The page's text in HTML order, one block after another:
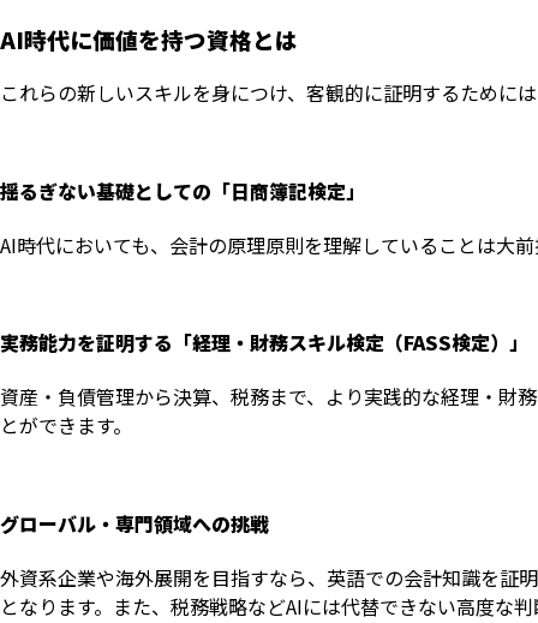
AI時代に価値を持つ資格とは
これらの新しいスキルを身につけ、客観的に証明するために
揺るぎない基礎としての「日商簿記検定」
AI時代においても、会計の原理原則を理解していることは大
実務能力を証明する「経理・財務スキル検定（FASS検定）」
資産・負債管理から決算、税務まで、より実践的な経理・財
とができます。
グローバル・専門領域への挑戦
外資系企業や海外展開を目指すなら、英語での会計知識を証
となります。また、税務戦略などAIには代替できない高度な